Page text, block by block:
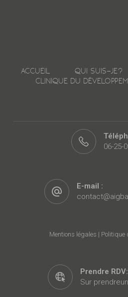
ACCUEIL QUI SUIS-JE?
CLINIQUE DU
06-25-
E-mail :
Mentions légales | Politique
Prendre RDV:
Sur